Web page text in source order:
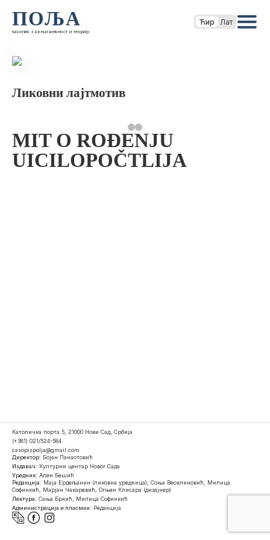
ПОЉА
часопис за књижевност и теорију
Ћир Лат
Ликовни лајтмотив
MIT O ROĐENJU
UICILOPOČTLIJA
Католичка порта 5, 21000 Нови Сад, Србија
(+381) 021/524-584
casopispolja@gmail.com
Директор: Бојан Панаотовић
Издавач: Културни центар Новог Сада
Уредник: Ален Бешић
Редакција: Маја Ердељанин (ликовна уредница), Соња Веселиновић, Милица
Софинкић, Марјан Чакаревић, Огњен Клисара (дизајнер)
Лектура: Сања Бркић, Милица Софинкић
Администрација и пласман: Редакција